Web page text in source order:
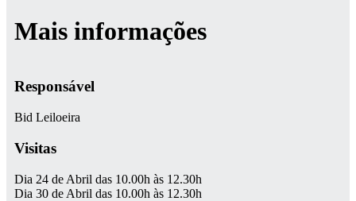
Mais informações
Responsável
Bid Leiloeira
Visitas
Dia 24 de Abril das 10.00h às 12.30h
Dia 30 de Abril das 10.00h às 12.30h